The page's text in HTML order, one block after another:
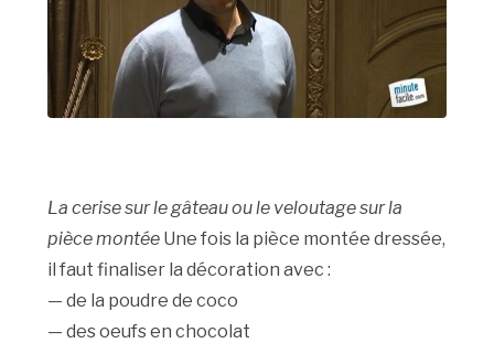
La cerise sur le gâteau ou le veloutage sur la
pièce montée Une fois la pièce montée dressée,
il faut finaliser la décoration avec :
— de la poudre de coco
— des oeufs en chocolat